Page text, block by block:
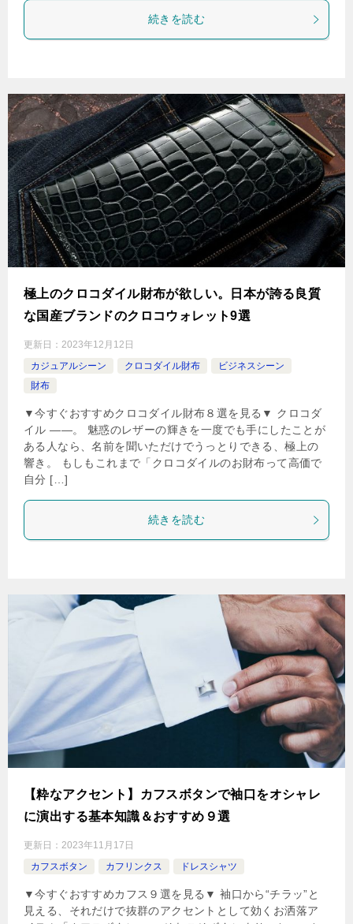
続きを読む
極上のクロコダイル財布が欲しい。日本が誇る良質
な国産ブランドのクロコウォレット9選
更新日： 2023年12月12日
カジュアルシーン
クロコダイル財布
ビジネスシーン
財布
▼今すぐおすすめクロコダイル財布８選を見る▼ クロコダ
イル ——。 魅惑のレザーの輝きを一度でも手にしたことが
ある人なら、名前を聞いただけでうっとりできる、極上の
響き。 もしもこれまで「クロコダイルのお財布って高価で
自分 […]
続きを読む
【粋なアクセント】カフスボタンで袖口をオシャレ
に演出する基本知識＆おすすめ９選
更新日： 2023年11月17日
カフスボタン
カフリンクス ドレスシャツ
▼今すぐおすすめカフス９選を見る▼ 袖口から“チラッ”と
見える、それだけで抜群のアクセントとして効くお洒落ア